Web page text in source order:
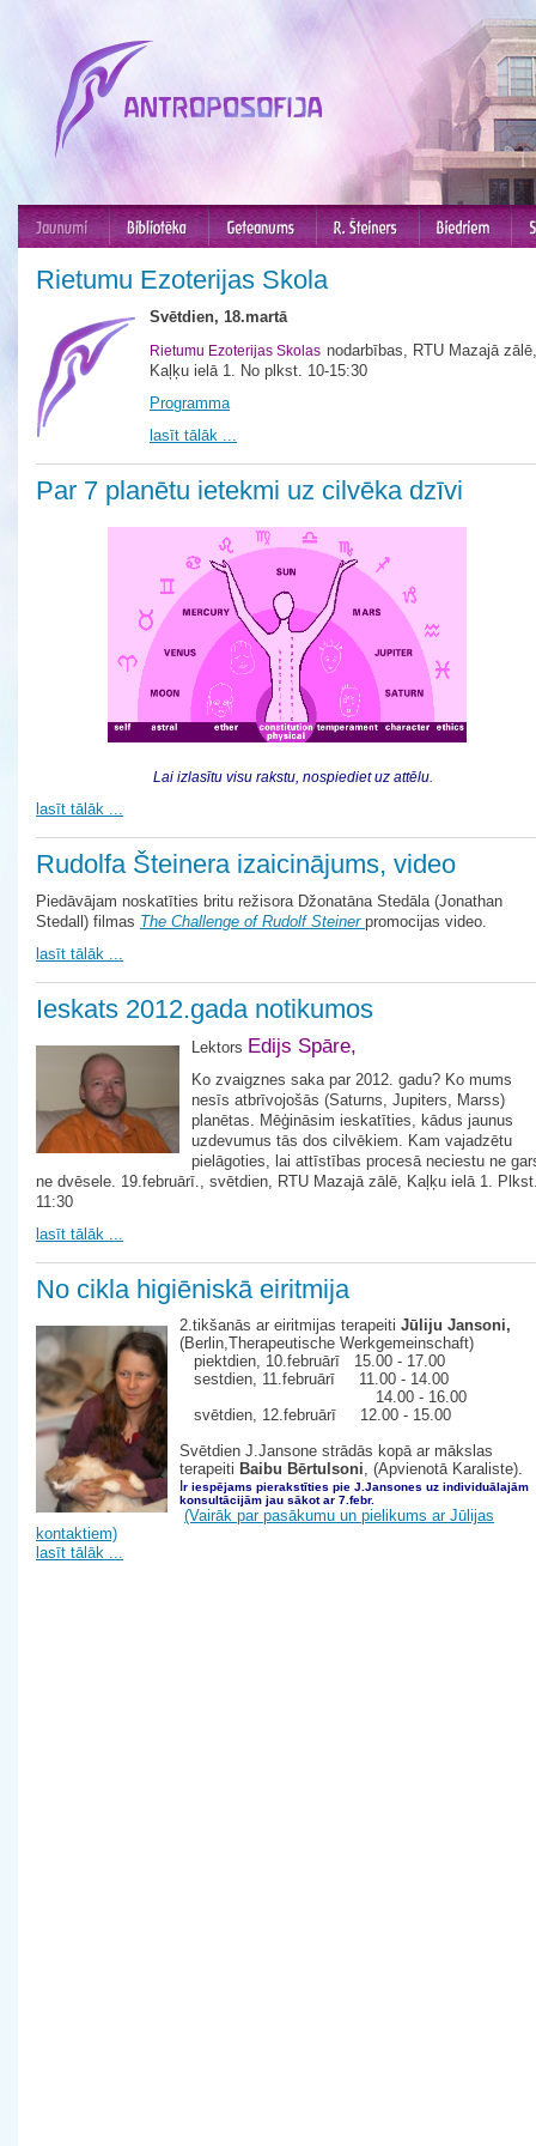
Rietumu Ezoterijas Skola
Svētdien, 18.martā
Rietumu Ezoterijas Skolas nodarbības, RTU Mazajā zālē,
Kaļķu ielā 1. No plkst. 10-15:30
Programma
lasīt tālāk ...
Par 7 planētu ietekmi uz cilvēka dzīvi
Lai izlasītu visu rakstu, nospiediet uz attēlu.
lasīt tālāk ...
Rudolfa Šteinera izaicinājums, video
Piedāvājam noskatīties britu režisora Džonatāna Stedāla (Jonathan
Stedall) filmas The Challenge of Rudolf Steiner promocijas video.
lasīt tālāk ...
Ieskats 2012.gada notikumos
Lektors Edijs Spāre,
Ko zvaigznes saka par 2012. gadu? Ko mums
nesīs atbrīvojošās (Saturns, Jupiters, Marss)
planētas. Mēģināsim ieskatīties, kādus jaunus
uzdevumus tās dos cilvēkiem. Kam vajadzētu
pielāgoties, lai attīstības procesā neciestu ne
ne dvēsele. 19.februārī., svētdien, RTU Mazajā zālē, Kaļķu ielā 1.
11:30
lasīt tālāk ...
No cikla higiēniskā eiritmija
2.tikšanās ar eiritmijas terapeiti Jūliju Jansoni,
(Berlin,Therapeutische Werkgemeinschaft)
piektdien, 10.februārī 15.00 - 17.00
sestdien, 11.februārī 11.00 - 14.00
14.00 - 16.00
svētdien, 12.februārī 12.00 - 15.00
Svētdien J.Jansone strādās kopā ar mākslas
terapeiti Baibu Bērtulsoni, (Apvienotā Karaliste).
Ir iespējams pierakstīties pie J.Jansones uz individuālajām
konsultācijām jau sākot ar 7.febr.
(Vairāk par pasākumu un pielikums ar Jūlijas
kontaktiem)
lasīt tālāk ...